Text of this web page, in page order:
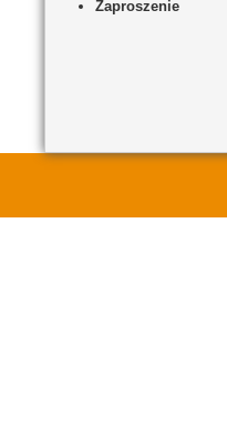
Zaproszenie